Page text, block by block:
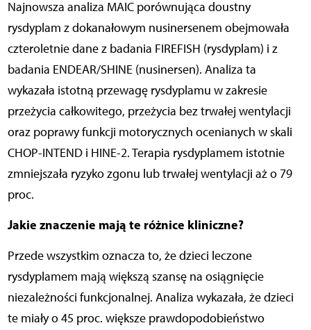
Najnowsza analiza MAIC porównująca doustny
rysdyplam z dokanałowym nusinersenem obejmowała
czteroletnie dane z badania FIREFISH (rysdyplam) i z
badania ENDEAR/SHINE (nusinersen). Analiza ta
wykazała istotną przewagę rysdyplamu w zakresie
przeżycia całkowitego, przeżycia bez trwałej wentylacji
oraz poprawy funkcji motorycznych ocenianych w skali
CHOP-INTEND i HINE-2. Terapia rysdyplamem istotnie
zmniejszała ryzyko zgonu lub trwałej wentylacji aż o 79
proc.
Jakie znaczenie mają te różnice kliniczne?
Przede wszystkim oznacza to, że dzieci leczone
rysdyplamem mają większą szansę na osiągnięcie
niezależności funkcjonalnej. Analiza wykazała, że dzieci
te miały o 45 proc. większe prawdopodobieństwo